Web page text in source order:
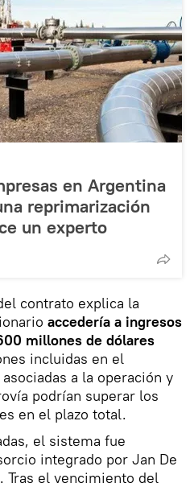
en Argentina
reprimarización
un experto
contrato explica la
accedería a ingresos
millones de dólares
incluidas en el
a la operación y
podrían superar los
en el plazo total.
el sistema fue
integrado por Jan De
Tras el vencimiento del